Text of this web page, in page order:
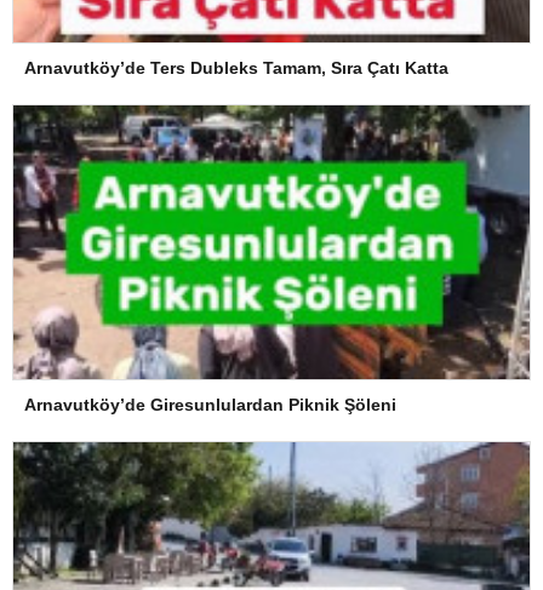
Arnavutköy’de Ters Dubleks Tamam, Sıra Çatı Katta
Arnavutköy’de Giresunlulardan Piknik Şöleni